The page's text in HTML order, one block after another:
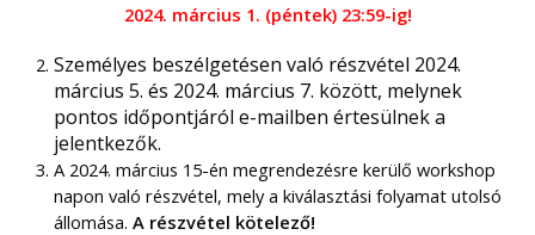
2024. március 1. (péntek) 23:59-ig!
Személyes beszélgetésen való részvétel 2024.
március 5. és 2024. március 7. között, melynek
pontos időpontjáról e-mailben értesülnek a
jelentkezők.
A 2024. március 15-én megrendezésre kerülő workshop
napon való részvétel, mely a kiválasztási folyamat utolsó
állomása. A részvétel kötelező!